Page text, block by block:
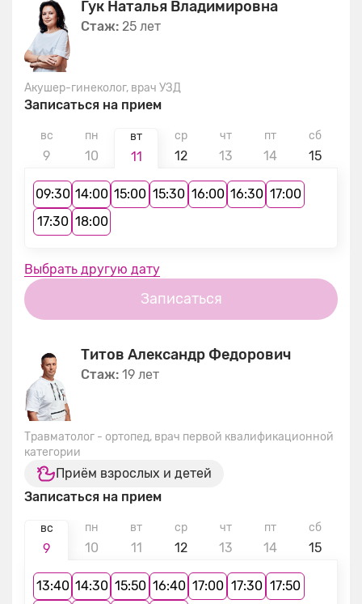
Гук Наталья Владимировна
Стаж: 25 лет
Акушер-гинеколог, врач УЗД
Записаться на прием
вс
9
пн
10
вт
11
ср
12
чт
13
пт
14
сб
15
09:30 14:00 15:00 15:30 16:00 16:30 17:00
17:30 18:00
Выбрать другую дату
Записаться
Титов Александр Федорович
Стаж: 19 лет
Травматолог - ортопед, врач первой квалификационной
категории
Приём взрослых и детей
Записаться на прием
вс
9
пн
10
вт
11
ср
12
чт
13
пт
14
сб
15
13:40 14:30 15:50 16:40 17:00 17:30 17:50